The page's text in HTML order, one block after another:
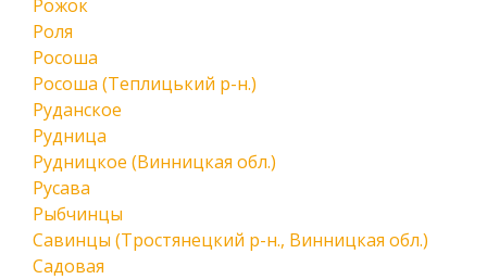
Рожок
Роля
Росоша
Росоша (Теплицький р-н.)
Руданское
Рудница
Рудницкое (Винницкая обл.)
Русава
Рыбчинцы
Савинцы (Тростянецкий р-н., Винницкая обл.)
Садовая